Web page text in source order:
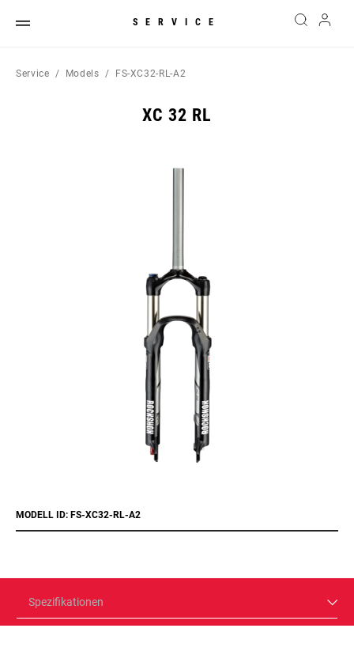
SERVICE
Service Models FS-XC32-RL-A2
XC 32 RL
MODELL ID: FS-XC32-RL-A2
Spezifikationen